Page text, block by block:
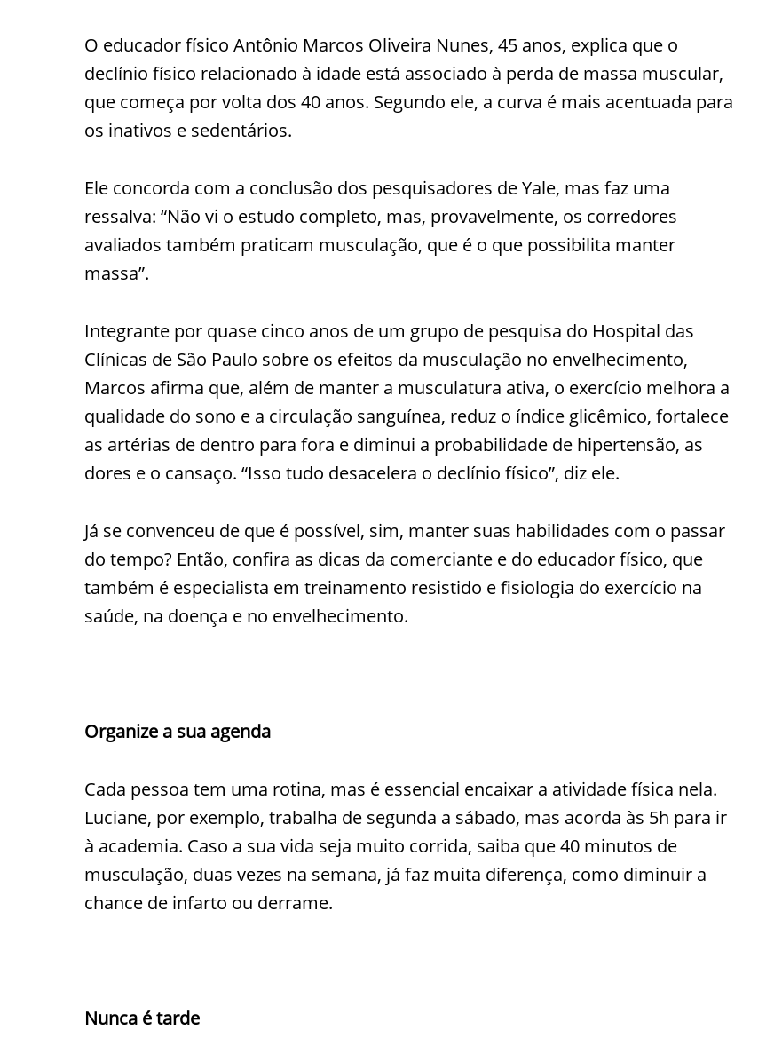
O educador físico Antônio Marcos Oliveira Nunes, 45 anos, explica que o
declínio físico relacionado à idade está associado à perda de massa muscular,
que começa por volta dos 40 anos. Segundo ele, a curva é mais acentuada para
os inativos e sedentários.
Ele concorda com a conclusão dos pesquisadores de Yale, mas faz uma
ressalva: “Não vi o estudo completo, mas, provavelmente, os corredores
avaliados também praticam musculação, que é o que possibilita manter
massa”.
Integrante por quase cinco anos de um grupo de pesquisa do Hospital das
Clínicas de São Paulo sobre os efeitos da musculação no envelhecimento,
Marcos afirma que, além de manter a musculatura ativa, o exercício melhora a
qualidade do sono e a circulação sanguínea, reduz o índice glicêmico, fortalece
as artérias de dentro para fora e diminui a probabilidade de hipertensão, as
dores e o cansaço. “Isso tudo desacelera o declínio físico”, diz ele.
Já se convenceu de que é possível, sim, manter suas habilidades com o passar
do tempo? Então, confira as dicas da comerciante e do educador físico, que
também é especialista em treinamento resistido e fisiologia do exercício na
saúde, na doença e no envelhecimento.
Organize a sua agenda
Cada pessoa tem uma rotina, mas é essencial encaixar a atividade física nela.
Luciane, por exemplo, trabalha de segunda a sábado, mas acorda às 5h para ir
à academia. Caso a sua vida seja muito corrida, saiba que 40 minutos de
musculação, duas vezes na semana, já faz muita diferença, como diminuir a
chance de infarto ou derrame.
Nunca é tarde